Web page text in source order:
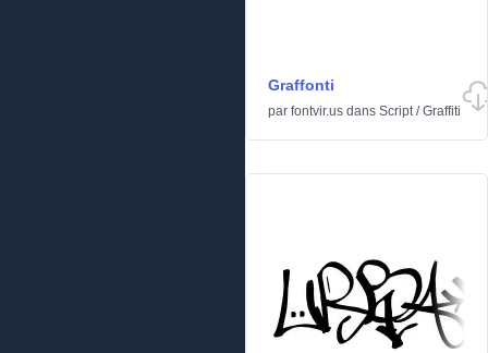
Graffonti
par fontvir.us dans Script/Graffiti